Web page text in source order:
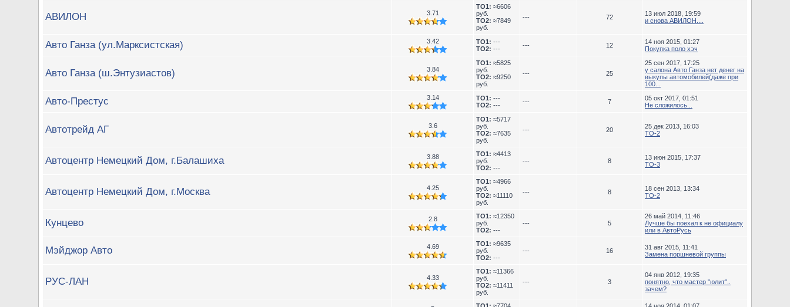
АВИЛОН 3.71
TO1: ≈6606
руб.
TO2: ≈7849
руб.
--- 72
13 июл 2018, 19:59
и снова АВИЛОН....
Авто Ганза (ул.Марксистская) 3.42 TO1: ---
TO2: --- --- 12
14 ноя 2015, 01:27
Покупка поло хэч
Авто Ганза (ш.Энтузиастов) 3.84
TO1: ≈5825
руб.
TO2: ≈9250
руб.
--- 25
25 сен 2017, 17:25
у салона Авто Ганза нет денег на
выкупы автомобилей(даже при
100...
Авто-Престус 3.14 TO1: ---
TO2: --- --- 7
05 окт 2017, 01:51
Не сложилось...
Автотрейд АГ 3.6
TO1: ≈5717
руб.
TO2: ≈7635
руб.
--- 20
25 дек 2013, 16:03
ТО-2
Автоцентр Немецкий Дом, г.Балашиха 3.88 TO1: ≈4413
руб.
TO2: ---
--- 8
13 июн 2015, 17:37
ТО-3
Автоцентр Немецкий Дом, г.Москва 4.25
TO1: ≈4966
руб.
TO2: ≈11110
руб.
--- 8
18 сен 2013, 13:34
TO-2
Кунцево 2.8 TO1: ≈12350
руб.
TO2: ---
--- 5
26 май 2014, 11:46
Лучше бы поехал к не официалу
или в АвтоРусь
Мэйджор Авто 4.69 TO1: ≈9635
руб.
TO2: ---
--- 16
31 авг 2015, 11:41
Замена поршневой группы
РУС-ЛАН 4.33
TO1: ≈11366
руб.
TO2: ≈11411
руб.
--- 3
04 янв 2012, 19:35
понятно, что мастер "юлит"..
зачем?